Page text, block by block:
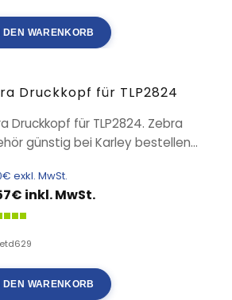
DEN WARENKORB
Druckkopf für TLP2824
Druckkopf für TLP2824. Zebra
günstig bei Karley bestellen...
exkl. MwSt.
inkl. MwSt.
DEN WARENKORB